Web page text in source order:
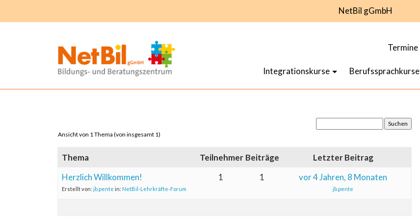
NetBil gGmbH
Termine
Integrationskurse Berufssprachkurse
Ansicht von 1 Thema (von insgesamt 1)
Thema Teilnehmer Beiträge
Letzter Beitrag
Herzlich Willkommen!
Erstellt von: jb.pente in: NetBil-Lehrkräfte-Forum
1 1 vor 4 Jahren, 8 Monaten
jb.pente